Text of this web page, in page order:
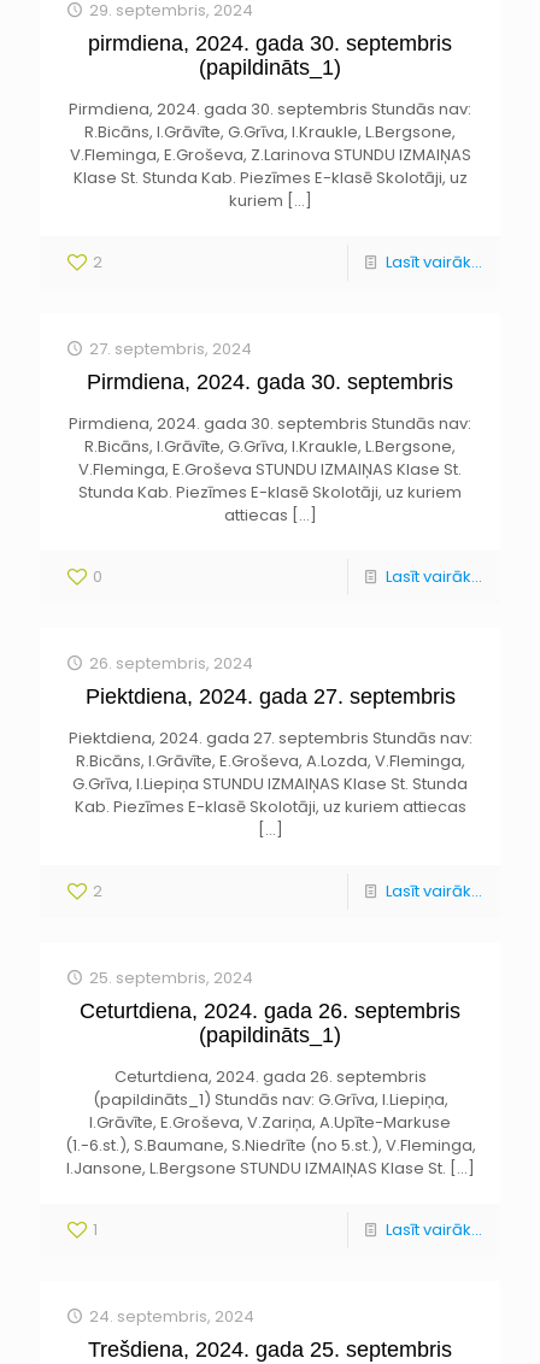
29. septembris, 2024
pirmdiena, 2024. gada 30. septembris
(papildināts_1)
Pirmdiena, 2024. gada 30. septembris Stundās nav:
R.Bicāns, I.Grāvīte, G.Grīva, I.Kraukle, L.Bergsone,
V.Fleminga, E.Groševa, Z.Larinova STUNDU IZMAIŅAS
Klase St. Stunda Kab. Piezīmes E-klasē Skolotāji, uz
kuriem […]
2 Lasīt vairāk...
27. septembris, 2024
Pirmdiena, 2024. gada 30. septembris
Pirmdiena, 2024. gada 30. septembris Stundās nav:
R.Bicāns, I.Grāvīte, G.Grīva, I.Kraukle, L.Bergsone,
V.Fleminga, E.Groševa STUNDU IZMAIŅAS Klase St.
Stunda Kab. Piezīmes E-klasē Skolotāji, uz kuriem
attiecas […]
0 Lasīt vairāk...
26. septembris, 2024
Piektdiena, 2024. gada 27. septembris
Piektdiena, 2024. gada 27. septembris Stundās nav:
R.Bicāns, I.Grāvīte, E.Groševa, A.Lozda, V.Fleminga,
G.Grīva, I.Liepiņa STUNDU IZMAIŅAS Klase St. Stunda
Kab. Piezīmes E-klasē Skolotāji, uz kuriem attiecas
[…]
2 Lasīt vairāk...
25. septembris, 2024
Ceturtdiena, 2024. gada 26. septembris
(papildināts_1)
Ceturtdiena, 2024. gada 26. septembris
(papildināts_1) Stundās nav: G.Grīva, I.Liepiņa,
I.Grāvīte, E.Groševa, V.Zariņa, A.Upīte-Markuse
(1.-6.st.), S.Baumane, S.Niedrīte (no 5.st.), V.Fleminga,
I.Jansone, L.Bergsone STUNDU IZMAIŅAS Klase St. […]
1 Lasīt vairāk...
24. septembris, 2024
Trešdiena, 2024. gada 25. septembris